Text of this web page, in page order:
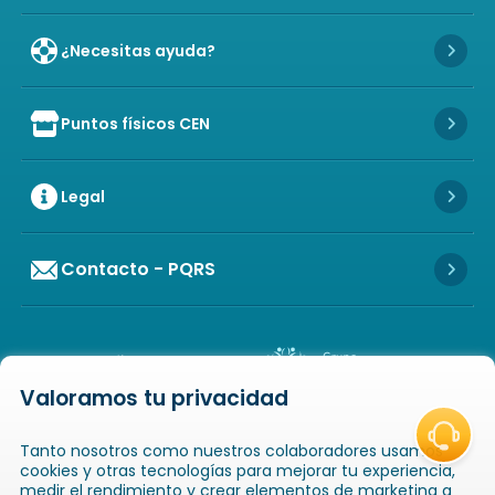
¿Necesitas ayuda? Icon
Icon of store
Puntos físicos CEN Icon
Legal Icon
Contacto - PQRS Icon
LOS DERECHOS RESERVADOS
NIT: 811025289-1 / CRA. 52 # 20-124, GUAYABAL,
MEDELLÍN, ANTIOQUIA
Valoramos tu privacidad
Tanto nosotros como nuestros colaboradores usamos
cookies y otras tecnologías para mejorar tu experiencia,
medir el rendimiento y crear elementos de marketing a